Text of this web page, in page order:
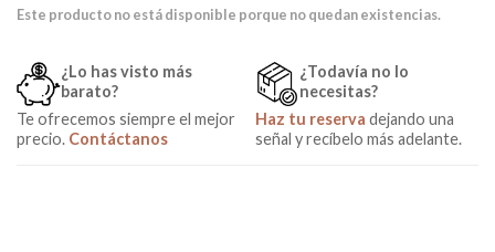
Este producto no está disponible porque no quedan existencias.
¿Lo has visto más
barato?
Te ofrecemos siempre el mejor
precio. Contáctanos
¿Todavía no lo
necesitas?
Haz tu reserva dejando una
señal y recíbelo más adelante.